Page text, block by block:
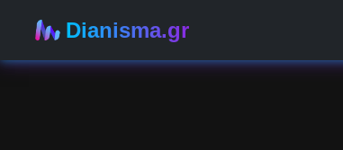
Dianisma.gr